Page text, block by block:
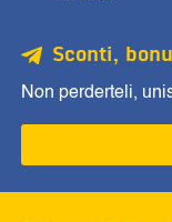
Sconti,
Non perderteli,